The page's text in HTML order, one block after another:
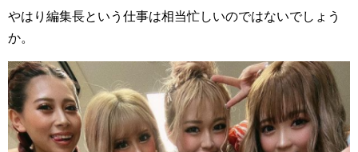
やはり編集長という仕事は相当忙しいのではないでしょう
か。